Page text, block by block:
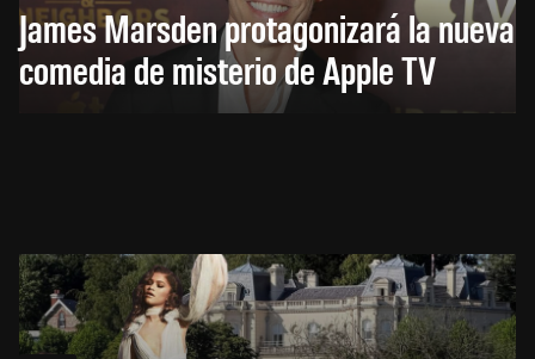
James Marsden protagonizará la nueva
comedia de misterio de Apple TV